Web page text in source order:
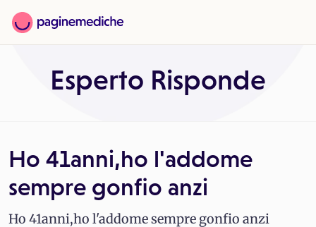
Esperto Risponde
Ho 41anni,ho l'addome
sempre gonfio anzi
Ho 41anni,ho l'addome sempre gonfio anzi